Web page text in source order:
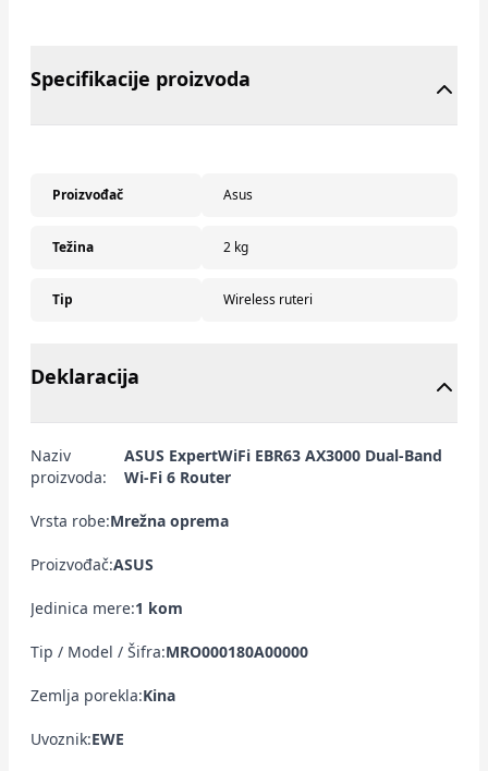
Specifikacije proizvoda
Proizvođač Asus
Težina 2 kg
Tip Wireless ruteri
Deklaracija
Naziv
proizvoda:
ASUS ExpertWiFi EBR63 AX3000 Dual-Band
Wi-Fi 6 Router
Vrsta robe:Mrežna oprema
Proizvođač:ASUS
Jedinica mere:1 kom
Tip / Model / Šifra:MRO000180A00000
Zemlja porekla:Kina
Uvoznik:EWE